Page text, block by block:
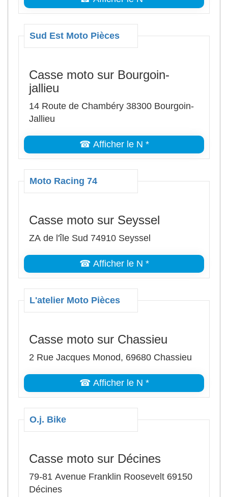
Sud Est Moto Pièces
Casse moto sur Bourgoin-
jallieu
14 Route de Chambéry 38300 Bourgoin-
Jallieu
☎ Afficher le N *
Moto Racing 74
Casse moto sur Seyssel
ZA de l'île Sud 74910 Seyssel
☎ Afficher le N *
L'atelier Moto Pièces
Casse moto sur Chassieu
2 Rue Jacques Monod, 69680 Chassieu
☎ Afficher le N *
O.j. Bike
Casse moto sur Décines
79-81 Avenue Franklin Roosevelt 69150
Décines